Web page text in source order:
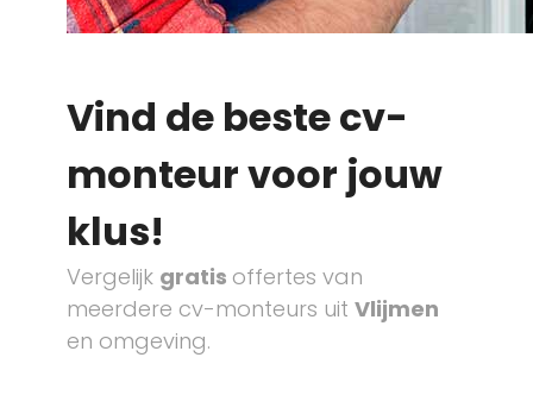
Vind de beste cv-
monteur voor jouw
klus!
Vergelijk gratis offertes van
meerdere cv-monteurs uit Vlijmen
en omgeving.